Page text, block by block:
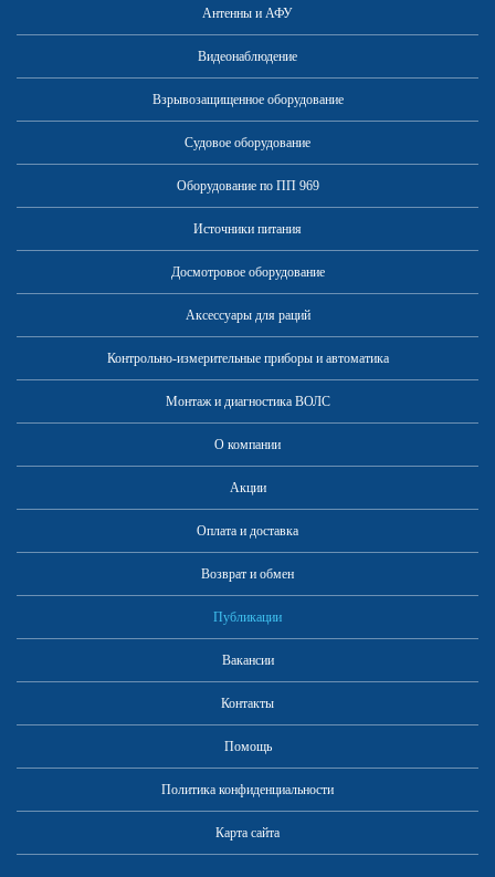
Быстро, надежно, безопасно:
оптический кабель
Международные праздники
радиолюбителей
На что обратить внимание
при выборе рации?
Антенны и АФУ
Видеонаблюдение
Взрывозащищенное оборудование
Судовое оборудование
Оборудование по ПП 969
Источники питания
Досмотровое оборудование
Аксессуары для раций
Контрольно-измерительные приборы и автоматика
Монтаж и диагностика ВОЛС
О компании
Акции
Оплата и доставка
Возврат и обмен
Публикации
Вакансии
Контакты
Помощь
Политика конфиденциальности
Карта сайта